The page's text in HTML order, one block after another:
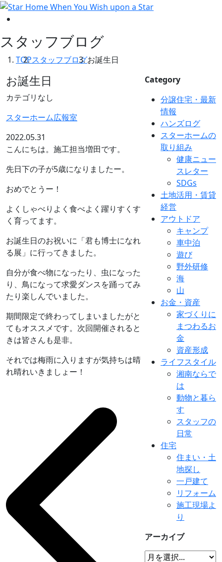
スタッフブログ
TOPスタッフブログお誕生日
お誕生日
カテゴリなし
スターホーム広報室
2022.05.31
こんにちは。施工担当増田です。
先日下の子が5歳になりましたー。
おめでとうー！
よくしゃべりよく食べよく躍りすくす
く育ってます。
お誕生日のお祝いに「君も博士になれ
る展」に行ってきました。
自分が食べ物になったり、虫になった
り、鳥になって求愛ダンスを踊ってみ
たり楽しんでいました。
期間限定で終わってしまいましたがと
てもオススメです。次回開催されると
きは皆さんも是非。
それでは梅雨に入りますが気持ちは晴
れ晴れいきましょー！
Category
分譲住宅・最新
情報
ハンズログ
スターホームの
取り組み
健康ニュー
スレター
SDGs
土地活用・賃貸
経営
アウトドア
キャンプ
車中泊
遊び
野外研修
海
山
お金・資産
家づくりに
まつわるお
金
資産形成
ライフスタイル
湘南ならで
は
動物と暮ら
す
スタッフの
日常
住宅
住まい・土
地探し
一戸建て
リフォーム
施工現場よ
り
アーカイブ